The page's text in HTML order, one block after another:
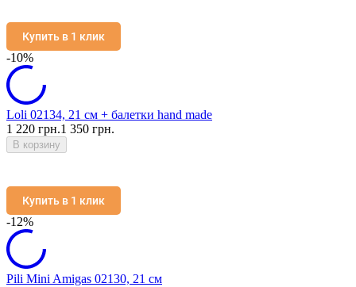
Купить в 1 клик
-10%
Loli 02134, 21 см + балетки hand made
1 220 грн.1 350 грн.
В корзину
Купить в 1 клик
-12%
Pili Mini Amigas 02130, 21 см